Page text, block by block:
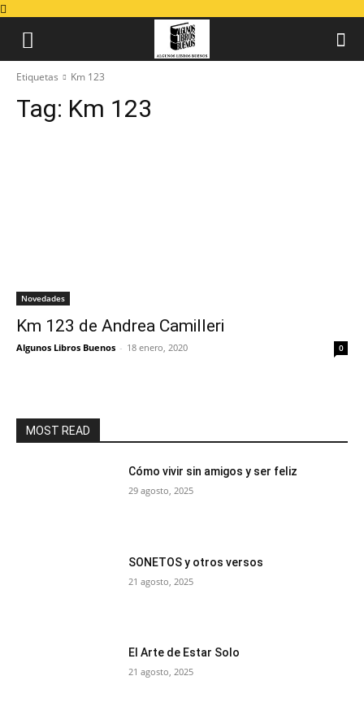
Etiquetas Km 123
Tag: Km 123
Novedades
Km 123 de Andrea Camilleri
Algunos Libros Buenos - 18 enero, 2020 0
MOST READ
Cómo vivir sin amigos y ser feliz
29 agosto, 2025
SONETOS y otros versos
21 agosto, 2025
El Arte de Estar Solo
21 agosto, 2025